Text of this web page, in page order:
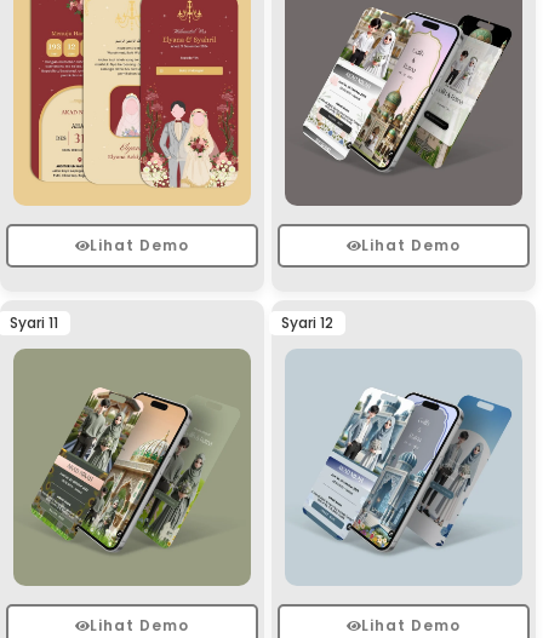
Lihat Demo Lihat Demo
Lihat Demo
Syari 11
Lihat Demo
Syari 12